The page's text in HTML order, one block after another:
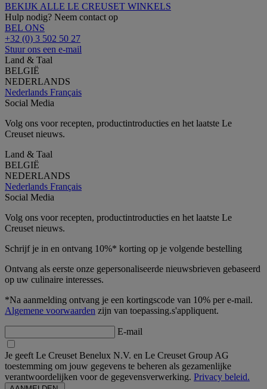
BEKIJK ALLE LE CREUSET WINKELS
Hulp nodig? Neem contact op
BEL ONS
+32 (0) 3 502 50 27
Stuur ons een e-mail
Land & Taal
BELGIË
NEDERLANDS
Nederlands Français
Social Media
Volg ons voor recepten, productintroducties en het laatste Le
Creuset nieuws.
Land & Taal
BELGIË
NEDERLANDS
Nederlands Français
Social Media
Volg ons voor recepten, productintroducties en het laatste Le
Creuset nieuws.
Schrijf je in en ontvang 10%* korting op je volgende bestelling
Ontvang als eerste onze gepersonaliseerde nieuwsbrieven gebaseerd
op uw culinaire interesses.
*Na aanmelding ontvang je een kortingscode van 10% per e-mail.
Algemene voorwaarden zijn van toepassing.s'appliquent.
E-mail
Je geeft Le Creuset Benelux N.V. en Le Creuset Group AG
toestemming om jouw gegevens te beheren als gezamenlijke
verantwoordelijken voor de gegevensverwerking. Privacy beleid.